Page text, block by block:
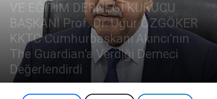
VE EĞİTİM DERNEĞİ KURUCU
BAŞKANI Prof. Dr. Uğur ÖZGÖKER
KKTC Cumhurbaşkanı Akıncı’nın
The Guardian’a Verdiği Demeci
Değerlendirdi